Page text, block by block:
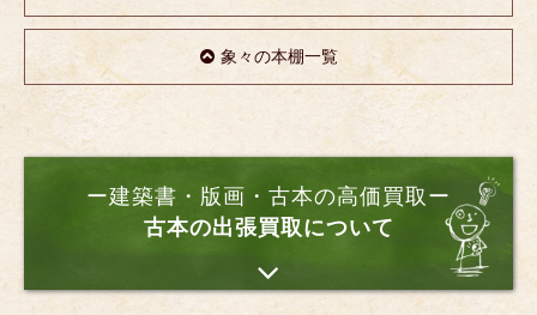
象々の本棚一覧
ー建築書・版画・古本の高価買取ー
古本の出張買取について